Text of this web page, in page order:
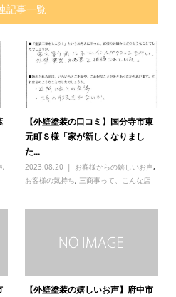
記事一覧
,
【外壁塗装の口コミ】国分寺市東
元町Ｓ様「家が新しくなりまし
た...
2023.08.20 お客様からの嬉しいお声,
お客様の気持ち, 三商事って、こんな店
【外壁塗装の嬉しいお声】府中市